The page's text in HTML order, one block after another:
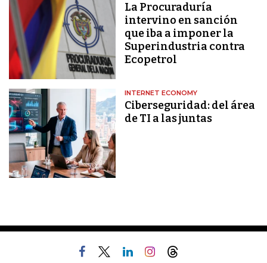
La Procuraduría
intervino en sanción
que iba a imponer la
Superindustria contra
Ecopetrol
INTERNET ECONOMY
Ciberseguridad: del área
de TI a las juntas